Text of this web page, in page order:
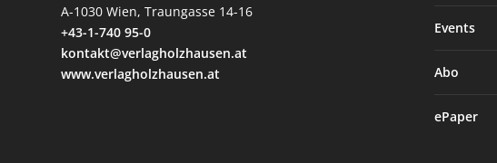
A-1030 Wien, Traungasse 14-16
+43-1-740 95-0
kontakt@verlagholzhausen.at
www.verlagholzhausen.at
Events
Abo
ePaper